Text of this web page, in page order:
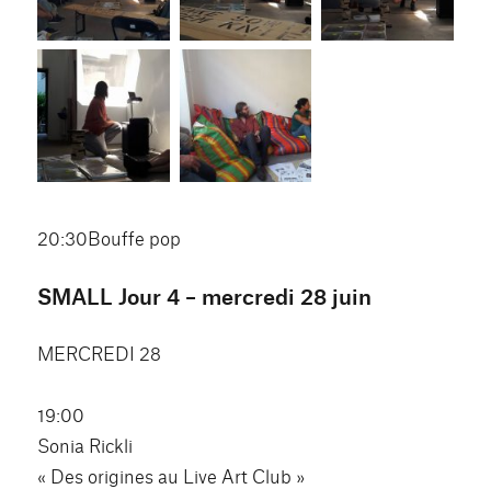
20:30Bouffe pop
SMALL Jour 4 – mercredi 28 juin
MERCREDI 28
19:00
Sonia Rickli
« Des origines au Live Art Club »